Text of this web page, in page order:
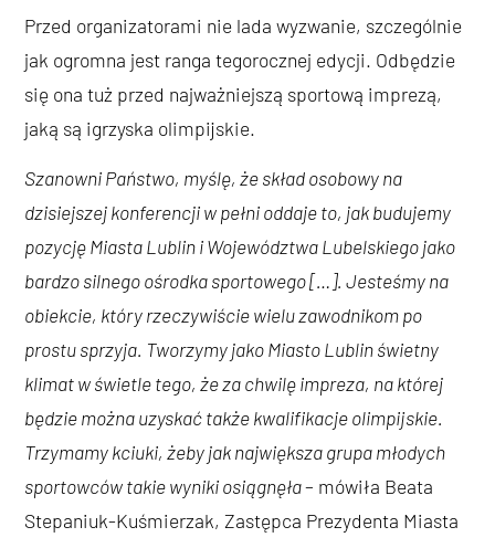
Przed organizatorami nie lada wyzwanie, szczególnie
jak ogromna jest ranga tegorocznej edycji. Odbędzie
się ona tuż przed najważniejszą sportową imprezą,
jaką są igrzyska olimpijskie.
Szanowni Państwo, myślę, że skład osobowy na
dzisiejszej konferencji w pełni oddaje to, jak budujemy
pozycję Miasta Lublin i Województwa Lubelskiego jako
bardzo silnego ośrodka sportowego […]. Jesteśmy na
obiekcie, który rzeczywiście wielu zawodnikom po
prostu sprzyja. Tworzymy jako Miasto Lublin świetny
klimat w świetle tego, że za chwilę impreza, na której
będzie można uzyskać także kwalifikacje olimpijskie.
Trzymamy kciuki, żeby jak największa grupa młodych
sportowców takie wyniki osiągnęła– mówiła Beata
Stepaniuk-Kuśmierzak, Zastępca Prezydenta Miasta